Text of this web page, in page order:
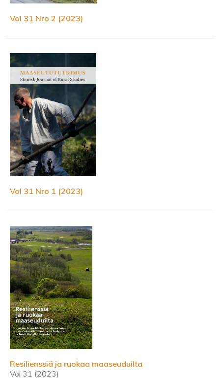
Vol 31 Nro 2 (2023)
Vol 31 Nro 1 (2023)
Resilienssiä ja ruokaa maaseuduilta
Vol 31 (2023)